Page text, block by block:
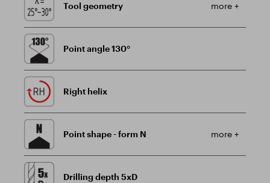
Tool geometry more +
Point angle 130°
Right helix
Point shape - form N more +
Drilling depth 5xD